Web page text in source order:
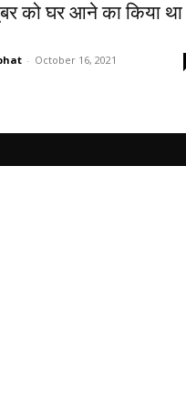
को घर आने का किया था
- October 16, 2021